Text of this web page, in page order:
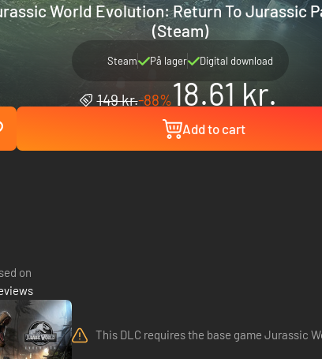
World Evolution: Return To Jurassic
(Steam)
Steam På lager Digital download
149 kr.-88%18.61 kr.
Add to cart
on
This DLC requires the base game Jurassic